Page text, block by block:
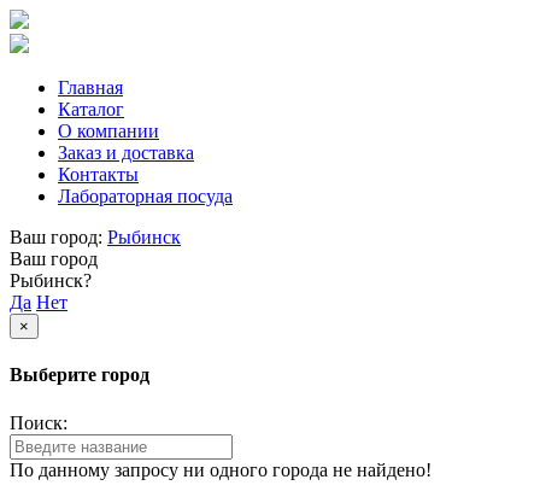
Главная
Каталог
О компании
Заказ и доставка
Контакты
Лабораторная посуда
Ваш город: Рыбинск
Ваш город
Рыбинск?
Да Нет
×
Выберите город
Поиск:
По данному запросу ни одного города не найдено!